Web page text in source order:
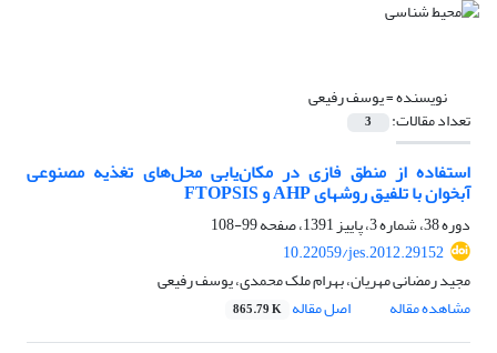
نویسنده =یوسف رفیعی
تعداد مقالات: 3
استفاده از منطق فازی در مکان‌یابی محل‌های تغذیه مصنوعی
آبخوان با تلفیق روشهای AHP و FTOPSIS
دوره 38، شماره 3، پاییز 1391، صفحه
99-108
10.22059/jes.2012.29152
مجید رمضانی مهریان، بهرام ملک محمدی، یوسف رفیعی
مشاهده مقاله
اصل مقاله 865.79 K